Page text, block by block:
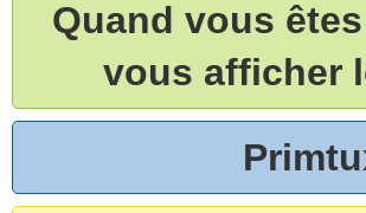
Quand vous
vous afficher